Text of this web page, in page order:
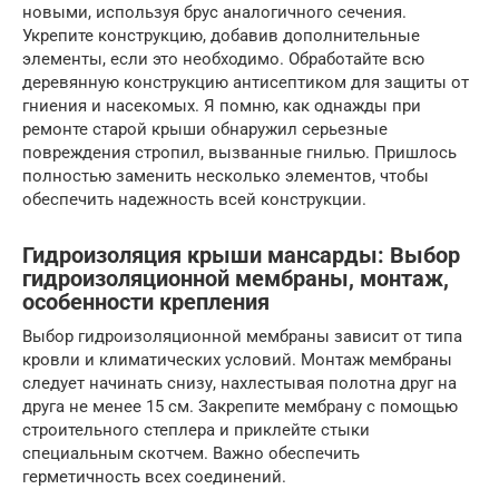
новыми, используя брус аналогичного сечения.
Укрепите конструкцию, добавив дополнительные
элементы, если это необходимо. Обработайте всю
деревянную конструкцию антисептиком для защиты от
гниения и насекомых. Я помню, как однажды при
ремонте старой крыши обнаружил серьезные
повреждения стропил, вызванные гнилью. Пришлось
полностью заменить несколько элементов, чтобы
обеспечить надежность всей конструкции.
Гидроизоляция крыши мансарды: Выбор
гидроизоляционной мембраны, монтаж,
особенности крепления
Выбор гидроизоляционной мембраны зависит от типа
кровли и климатических условий. Монтаж мембраны
следует начинать снизу, нахлестывая полотна друг на
друга не менее 15 см. Закрепите мембрану с помощью
строительного степлера и приклейте стыки
специальным скотчем. Важно обеспечить
герметичность всех соединений.